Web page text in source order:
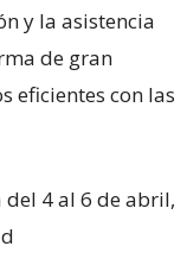
y la asistencia
de gran
eficientes con las
del 4 al 6 de abril,